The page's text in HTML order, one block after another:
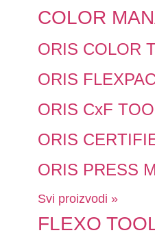
COLOR
ORIS COLOR
ORIS
ORIS CxF
ORIS
ORIS PRESS
Svi proizvodi »
FLEXO